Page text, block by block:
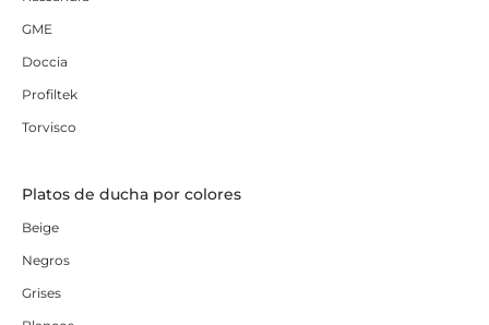
GME
Doccia
Profiltek
Torvisco
Platos de ducha por colores
Beige
Negros
Grises